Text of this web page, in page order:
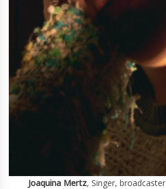
Joaquina Mertz, Singer, broadcaster